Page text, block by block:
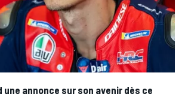
annonce sur son avenir dès ce